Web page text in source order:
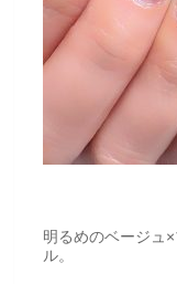
明るめのベージュ
ル。